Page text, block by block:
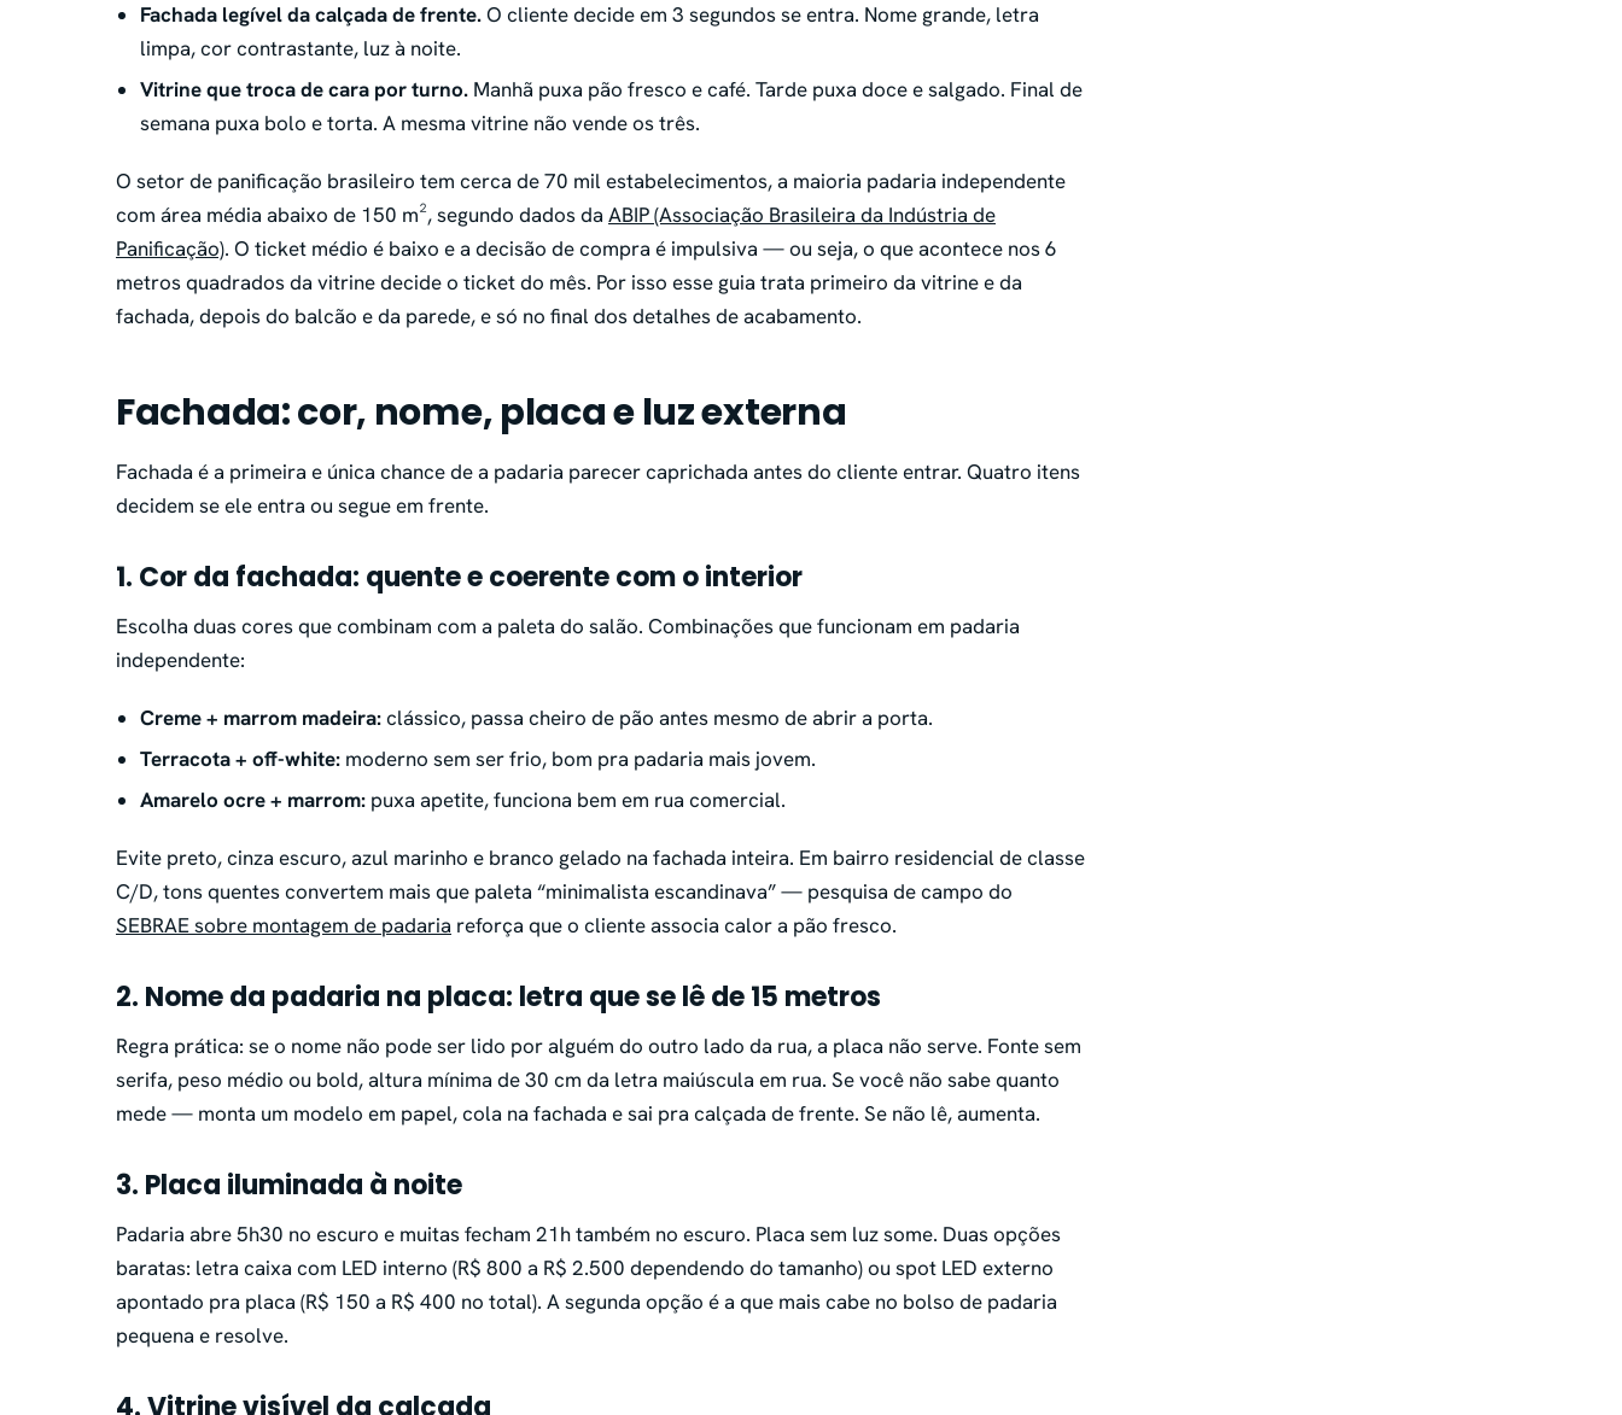
Fachada legível da calçada de frente.O cliente decide em 3 segundos se entra. Nome grande, letra
limpa, cor contrastante, luz à noite.
Vitrine que troca de cara por turno. Manhã puxa pão fresco e café. Tarde puxa doce e salgado. Final de
semana puxa bolo e torta. A mesma vitrine não vende os três.
O setor de panificação brasileiro tem cerca de 70 mil estabelecimentos, a maioria padaria independente
com área média abaixo de 150 m², segundo dados da ABIP (Associação Brasileira da Indústria de
Panificação). O ticket médio é baixo e a decisão de compra é impulsiva — ou seja, o que acontece nos 6
metros quadrados da vitrine decide o ticket do mês. Por isso esse guia trata primeiro da vitrine e da
fachada, depois do balcão e da parede, e só no final dos detalhes de acabamento.
Fachada: cor, nome, placa e luz externa
Fachada é a primeira e única chance de a padaria parecer caprichada antes do cliente entrar. Quatro itens
decidem se ele entra ou segue em frente.
1. Cor da fachada: quente e coerente com o interior
Escolha duas cores que combinam com a paleta do salão. Combinações que funcionam em padaria
independente:
Creme + marrom madeira:clássico, passa cheiro de pão antes mesmo de abrir a porta.
Terracota + off-white: moderno sem ser frio, bom pra padaria mais jovem.
Amarelo ocre + marrom: puxa apetite, funciona bem em rua comercial.
Evite preto, cinza escuro, azul marinho e branco gelado na fachada inteira. Em bairro residencial de classe
C/D, tons quentes convertem mais que paleta “minimalista escandinava” — pesquisa de campo do
SEBRAE sobre montagem de padaria reforça que o cliente associa calor a pão fresco.
2. Nome da padaria na placa: letra que se lê de 15 metros
Regra prática: se o nome não pode ser lido por alguém do outro lado da rua, a placa não serve. Fonte sem
serifa, peso médio ou bold, altura mínima de 30 cm da letra maiúscula em rua. Se você não sabe quanto
mede — monta um modelo em papel, cola na fachada e sai pra calçada de frente. Se não lê, aumenta.
3. Placa iluminada à noite
Padaria abre 5h30 no escuro e muitas fecham 21h também no escuro. Placa sem luz some. Duas opções
baratas: letra caixa com LED interno (R$ 800 a R$ 2.500 dependendo do tamanho) ou spot LED externo
apontado pra placa (R$ 150 a R$ 400 no total). A segunda opção é a que mais cabe no bolso de padaria
pequena e resolve.
4. Vitrine visível da calçada